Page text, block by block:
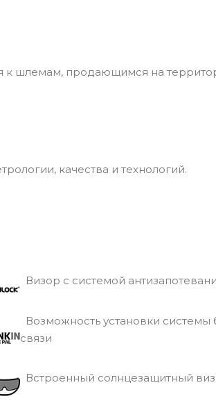
к шлемам, продающимся на
качества и технологий.
Визор с системой
Возможность установки
связи
Встроенный солнцезащитный